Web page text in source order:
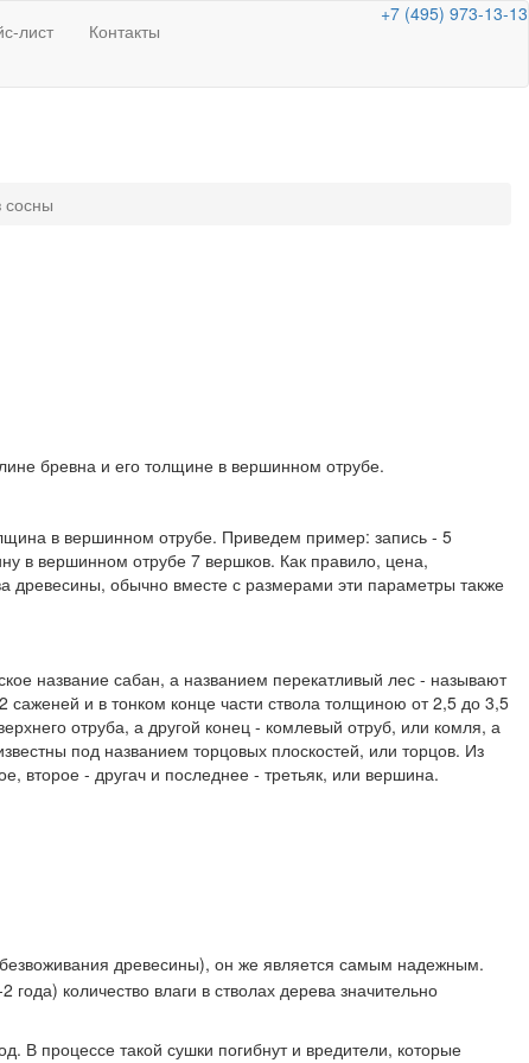
лист Контакты
+7 (495) 973-13-13
сосны
бревна и его толщине в вершинном отрубе.
в вершинном отрубе. Приведем пример: запись - 5
в вершинном отрубе 7 вершков. Как правило, цена,
древесины, обычно вместе с размерами эти параметры также
название сабан, а названием перекатливый лес - называют
саженей и в тонком конце части ствола толщиною от 2,5 до 3,5
отруба, а другой конец - комлевый отруб, или комля, а
под названием торцовых плоскостей, или торцов. Из
второе - другач и последнее - третьяк, или вершина.
древесины), он же является самым надежным.
количество влаги в стволах дерева значительно
В процессе такой сушки погибнут и вредители, которые